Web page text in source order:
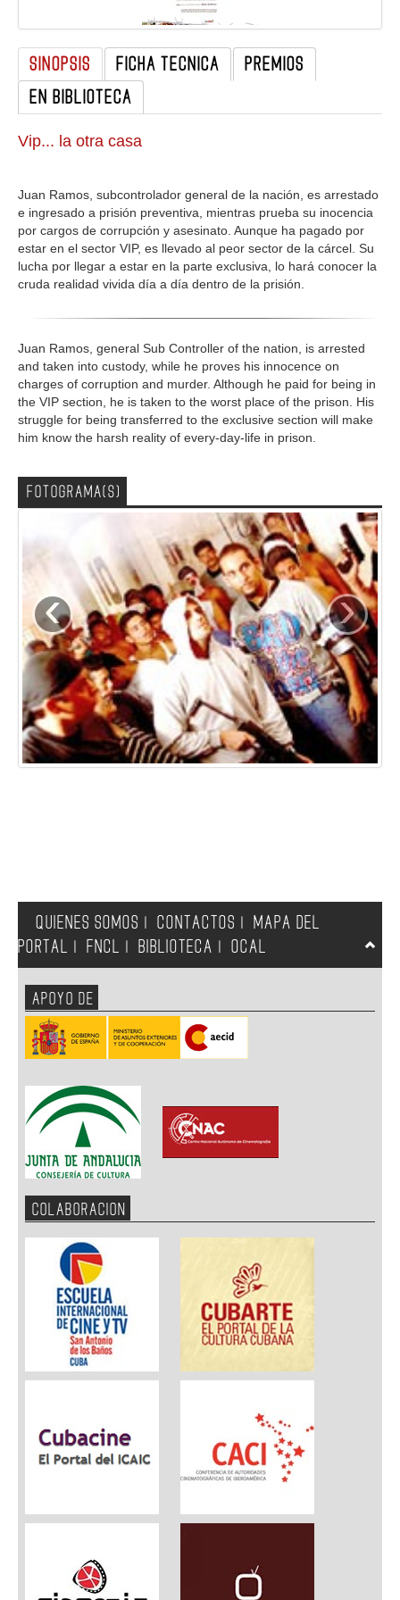
GALERIA
SINOPSIS FICHA TECNICA
PREMIOS
EN BIBLIOTECA
Vip... la otra casa
Juan Ramos, subcontrolador general de la nación, es arrestado
e ingresado a prisión preventiva, mientras prueba su inocencia
por cargos de corrupción y asesinato. Aunque ha pagado por
estar en el sector VIP, es llevado al peor sector de la cárcel. Su
lucha por llegar a estar en la parte exclusiva, lo hará conocer la
cruda realidad vivida día a día dentro de la prisión.
Juan Ramos, general Sub Controller of the nation, is arrested
and taken into custody, while he proves his innocence on
charges of corruption and murder. Although he paid for being in
the VIP section, he is taken to the worst place of the prison. His
struggle for being transferred to the exclusive section will make
him know the harsh reality of every-day-life in prison.
FOTOGRAMA(S)
‹ ›
QUIENES SOMOS CONTACTOS
MAPA DEL
PORTAL
FNCL BIBLIOTECA OCAL
APOYO DE
COLABORACION